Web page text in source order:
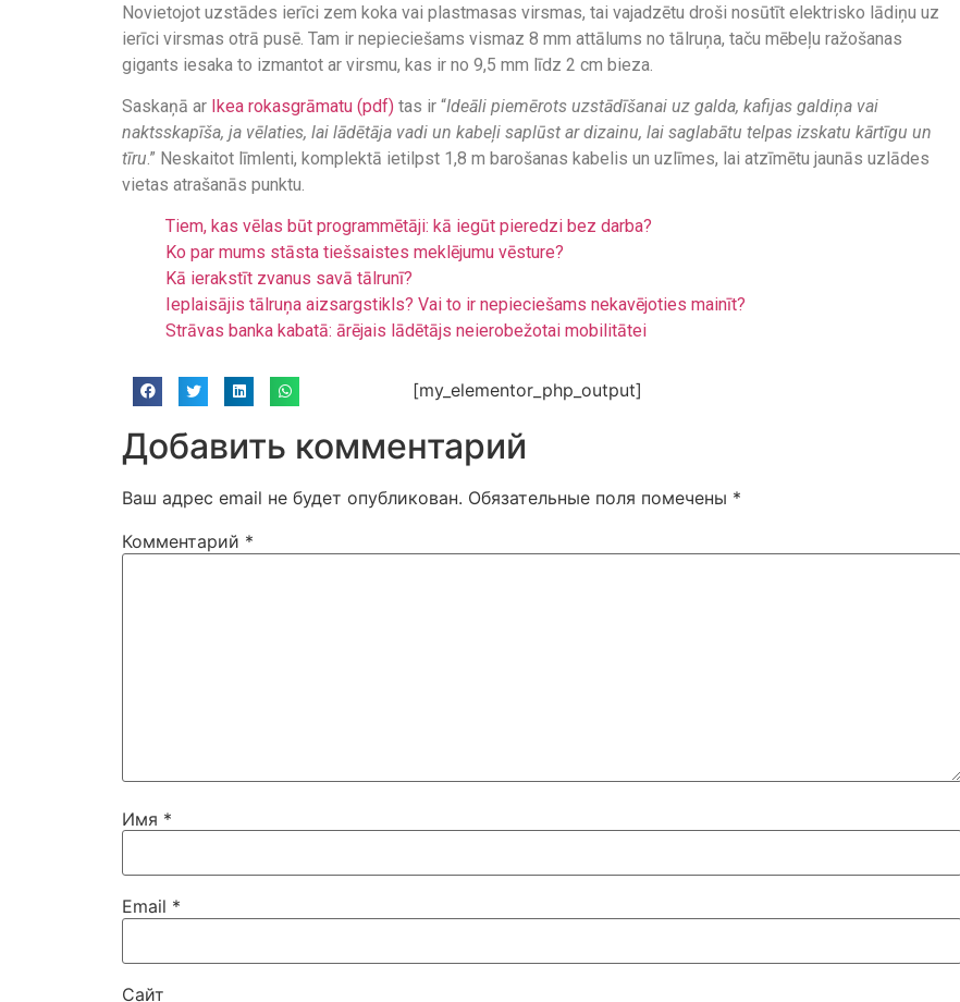
Novietojot uzstādes ierīci zem koka vai plastmasas virsmas, tai vajadzētu droši nosūtīt elektrisko lādiņu uz
ierīci virsmas otrā pusē. Tam ir nepieciešams vismaz 8 mm attālums no tālruņa, taču mēbeļu ražošanas
gigants iesaka to izmantot ar virsmu, kas ir no 9,5 mm līdz 2 cm bieza.
Saskaņā ar Ikea rokasgrāmatu (pdf) tas ir “Ideāli piemērots uzstādīšanai uz galda, kafijas galdiņa vai
naktsskapīša, ja vēlaties, lai lādētāja vadi un kabeļi saplūst ar dizainu, lai saglabātu telpas izskatu kārtīgu un
tīru.” Neskaitot līmlenti, komplektā ietilpst 1,8 m barošanas kabelis un uzlīmes, lai atzīmētu jaunās uzlādes
vietas atrašanās punktu.
Tiem, kas vēlas būt programmētāji: kā iegūt pieredzi bez darba?
Ko par mums stāsta tiešsaistes meklējumu vēsture?
Kā ierakstīt zvanus savā tālrunī?
Ieplaisājis tālruņa aizsargstikls? Vai to ir nepieciešams nekavējoties mainīt?
Strāvas banka kabatā: ārējais lādētājs neierobežotai mobilitātei
[my_elementor_php_output]
Добавить комментарий
Ваш адрес email не будет опубликован. Обязательные поля помечены *
Комментарий *
Имя *
Email *
Сайт